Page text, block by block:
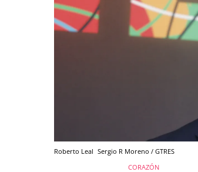
Roberto Leal Sergio R Moreno / GTRES
CORAZÓN